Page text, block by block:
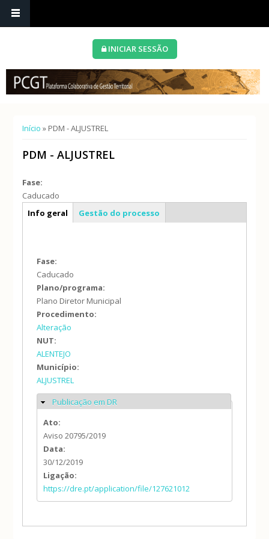
INICIAR SESSÃO
Está aqui
Início » PDM - ALJUSTREL
PDM - ALJUSTREL
Fase:
Caducado
Caracterização geral
Info geral
Gestão do processo
Fase:
Caducado
Plano/programa:
Plano Diretor Municipal
Procedimento:
Alteração
NUT:
ALENTEJO
Município:
ALJUSTREL
Ocultar
Publicação em DR
Ato:
Aviso 20795/2019
Data:
30/12/2019
Ligação:
https://dre.pt/application/file/127621012